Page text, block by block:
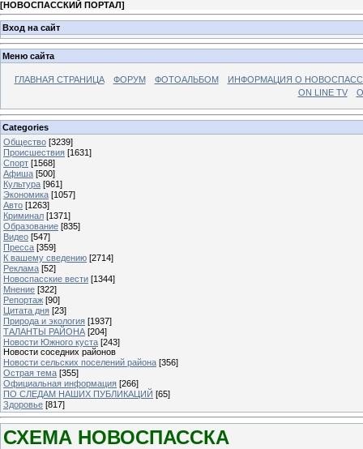
[НОВОСПАССКИЙ ПОРТАЛ]
Вход на сайт
Меню сайта
ГЛАВНАЯ СТРАНИЦА ФОРУМ ФОТОАЛЬБОМ
ИНФОРМАЦИЯ О
ON LINE TV
Categories
Общество [3239]
Происшествия [1631]
Спорт [1568]
Афиша [500]
Культура [961]
Экономика [1057]
Авто [1263]
Криминал [1371]
Образование [835]
Видео [547]
Пресса [359]
К вашему сведению [2714]
Реклама [52]
Новоспасские вести [1344]
Мнение [322]
Репортаж [90]
Цитата дня [23]
Природа и экология [1937]
ТАЛАНТЫ РАЙОНА [204]
Новости Южного куста [243]
Новости соседних районов
Новости сельских поселений района [356]
Острая тема [355]
Официальная информация [266]
ПО СЛЕДАМ НАШИХ ПУБЛИКАЦИЙ [65]
Здоровье [817]
СХЕМА НОВОСПАССКА